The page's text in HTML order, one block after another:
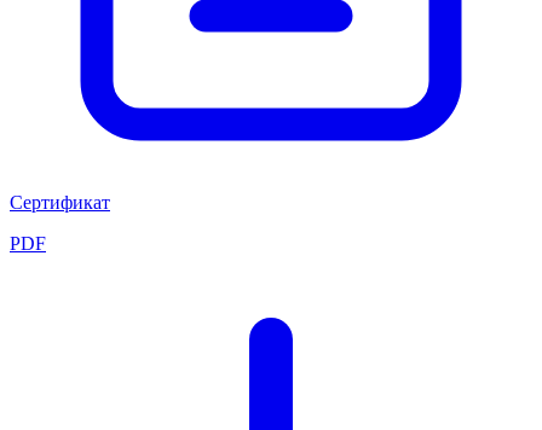
Сертификат
PDF